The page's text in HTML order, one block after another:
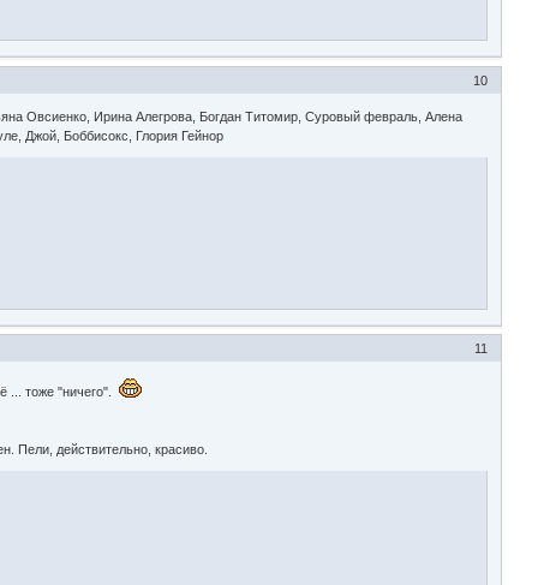
10
Овсиенко, Ирина Алегрова, Богдан Титомир, Суровый февраль, Алена
Джой, Боббисокс, Глория Гейнор
11
... тоже "ничего".
Пели, действительно, красиво.